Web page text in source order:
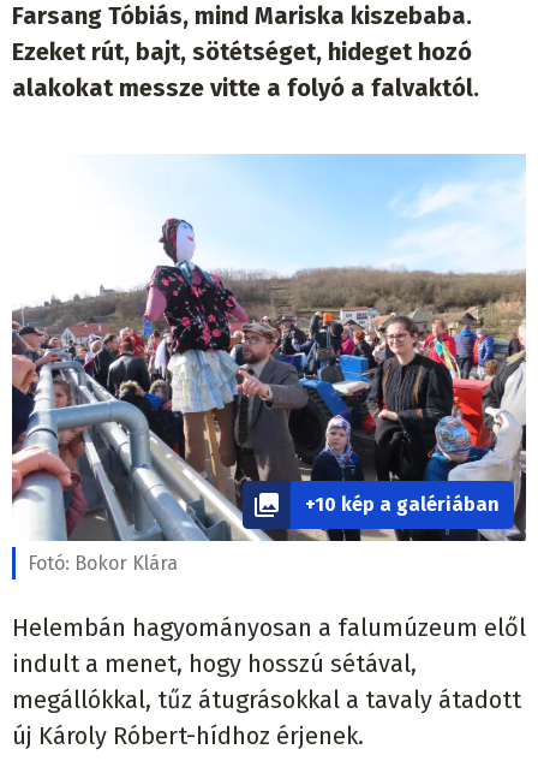
Farsang Tóbiás, mind Mariska kiszebaba.
Ezeket rút, bajt, sötétséget, hideget hozó
alakokat messze vitte a folyó a falvaktól.
+10 kép a galériában
Fotó: Bokor Klára
Helembán hagyományosan a falumúzeum elől
indult a menet, hogy hosszú sétával,
megállókkal, tűz átugrásokkal a tavaly átadott
új Károly Róbert-hídhoz érjenek.